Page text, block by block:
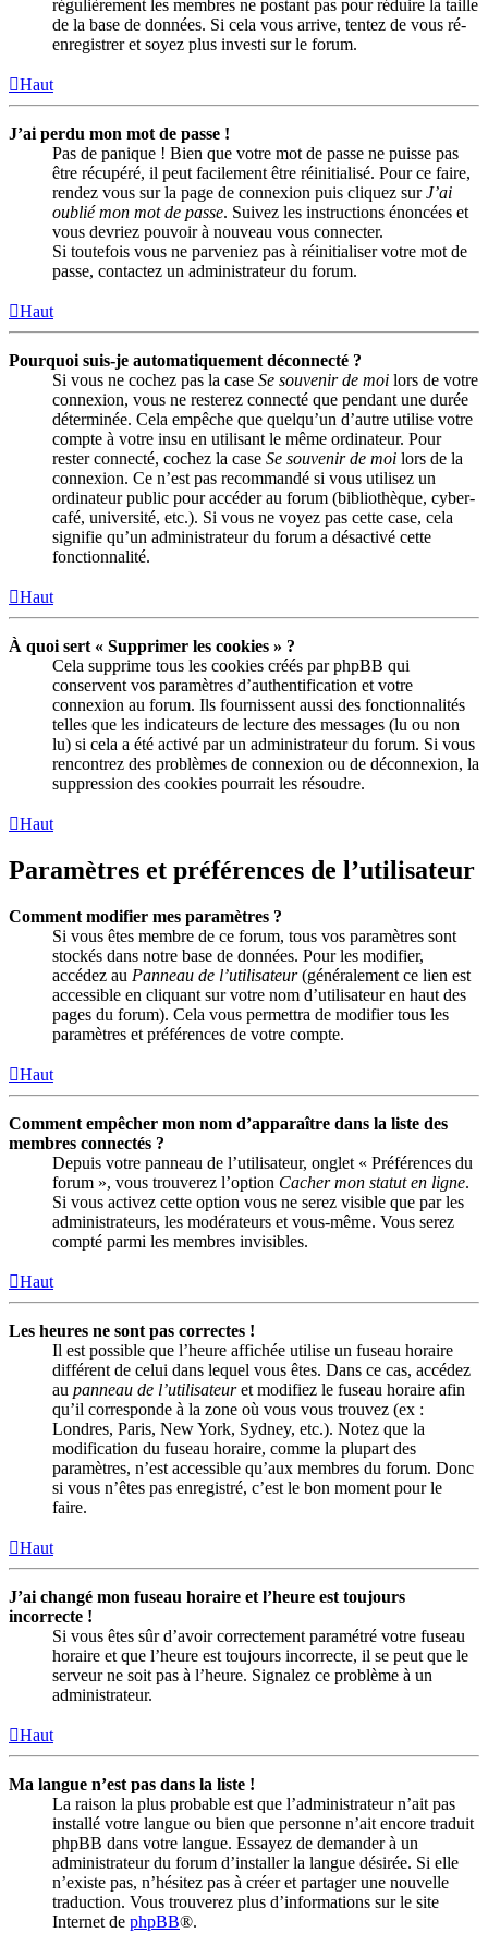
régulièrement les membres ne postant pas pour réduire la taille
de la base de données. Si cela vous arrive, tentez de vous ré-
enregistrer et soyez plus investi sur le forum.
Haut
J’ai perdu mon mot de passe !
Pas de panique ! Bien que votre mot de passe ne puisse pas
être récupéré, il peut facilement être réinitialisé. Pour ce faire,
rendez vous sur la page de connexion puis cliquez surJ’ai
oublié mon mot de passe. Suivez les instructions énoncées et
vous devriez pouvoir à nouveau vous connecter.
Si toutefois vous ne parveniez pas à réinitialiser votre mot de
passe, contactez un administrateur du forum.
Haut
Pourquoi suis-je automatiquement déconnecté ?
Si vous ne cochez pas la case Se souvenir de moi lors de votre
connexion, vous ne resterez connecté que pendant une durée
déterminée. Cela empêche que quelqu’un d’autre utilise votre
compte à votre insu en utilisant le même ordinateur. Pour
rester connecté, cochez la case Se souvenir de moi lors de la
connexion. Ce n’est pas recommandé si vous utilisez un
ordinateur public pour accéder au forum (bibliothèque, cyber-
café, université, etc.). Si vous ne voyez pas cette case, cela
signifie qu’un administrateur du forum a désactivé cette
fonctionnalité.
Haut
À quoi sert « Supprimer les cookies » ?
Cela supprime tous les cookies créés par phpBB qui
conservent vos paramètres d’authentification et votre
connexion au forum. Ils fournissent aussi des fonctionnalités
telles que les indicateurs de lecture des messages (lu ou non
lu) si cela a été activé par un administrateur du forum. Si vous
rencontrez des problèmes de connexion ou de déconnexion, la
suppression des cookies pourrait les résoudre.
Haut
Paramètres et préférences de l’utilisateur
Comment modifier mes paramètres ?
Si vous êtes membre de ce forum, tous vos paramètres sont
stockés dans notre base de données. Pour les modifier,
accédez au Panneau de l’utilisateur(généralement ce lien est
accessible en cliquant sur votre nom d’utilisateur en haut des
pages du forum). Cela vous permettra de modifier tous les
paramètres et préférences de votre compte.
Haut
Comment empêcher mon nom d’apparaître dans la liste des
membres connectés ?
Depuis votre panneau de l’utilisateur, onglet « Préférences du
forum », vous trouverez l’option Cacher mon statut en ligne.
Si vous activez cette option vous ne serez visible que par les
administrateurs, les modérateurs et vous-même. Vous serez
compté parmi les membres invisibles.
Haut
Les heures ne sont pas correctes !
Il est possible que l’heure affichée utilise un fuseau horaire
différent de celui dans lequel vous êtes. Dans ce cas, accédez
au panneau de l’utilisateuret modifiez le fuseau horaire afin
qu’il corresponde à la zone où vous vous trouvez (ex :
Londres, Paris, New York, Sydney, etc.). Notez que la
modification du fuseau horaire, comme la plupart des
paramètres, n’est accessible qu’aux membres du forum. Donc
si vous n’êtes pas enregistré, c’est le bon moment pour le
faire.
Haut
J’ai changé mon fuseau horaire et l’heure est toujours
incorrecte !
Si vous êtes sûr d’avoir correctement paramétré votre fuseau
horaire et que l’heure est toujours incorrecte, il se peut que le
serveur ne soit pas à l’heure. Signalez ce problème à un
administrateur.
Haut
Ma langue n’est pas dans la liste !
La raison la plus probable est que l’administrateur n’ait pas
installé votre langue ou bien que personne n’ait encore traduit
phpBB dans votre langue. Essayez de demander à un
administrateur du forum d’installer la langue désirée. Si elle
n’existe pas, n’hésitez pas à créer et partager une nouvelle
traduction. Vous trouverez plus d’informations sur le site
Internet de phpBB®.